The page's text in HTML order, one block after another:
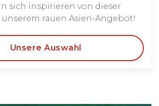
sich inspirieren von dieser
unserem rauen Asien-Angebot!
Unsere Auswahl